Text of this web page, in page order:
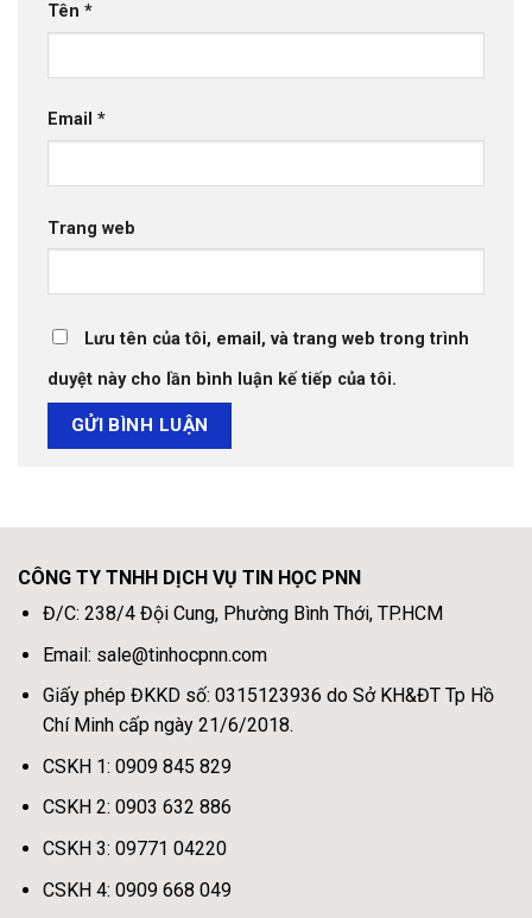
Tên *
Email *
Trang web
Lưu tên của tôi, email, và trang web trong trình
duyệt này cho lần bình luận kế tiếp của tôi.
CÔNG TY TNHH DỊCH VỤ TIN HỌC PNN
Đ/C: 238/4 Đội Cung, Phường Bình Thới, TP.HCM
Email: sale@tinhocpnn.com
Giấy phép ĐKKD số: 0315123936 do Sở KH&ĐT Tp Hồ
Chí Minh cấp ngày 21/6/2018.
CSKH 1: 0909 845 829
CSKH 2: 0903 632 886
CSKH 3: 09771 04220
CSKH 4: 0909 668 049